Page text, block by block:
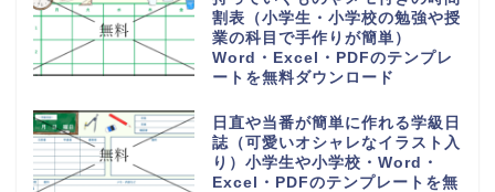
割表（小学生・小学校の勉強や授
業の科目で手作りが簡単）
Word・Excel・PDFのテンプレ
ートを無料ダウンロード
日直や当番が簡単に作れる学級日
誌（可愛いオシャレなイラスト入
り）小学生や小学校・Word・
Excel・PDFのテンプレートを無